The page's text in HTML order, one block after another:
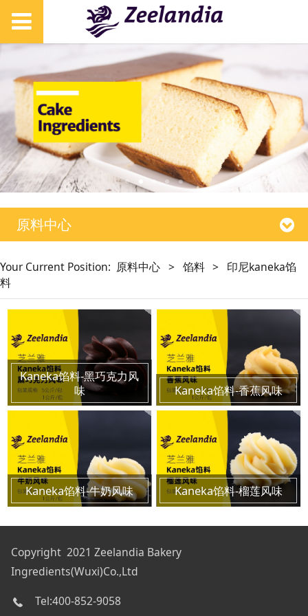
原料中心
Your Current Position: 原料中心 > 馅料 > 印尼kaneka馅
料
Kaneka馅料-黑巧克力风
味
Kaneka馅料-香蕉风味
Kaneka馅料-牛奶风味 Kaneka馅料-榴莲风味
Copyright 2021 Zeelandia Bakery
Ingredients(Wuxi)Co.,Ltd
Tel:400-852-9058